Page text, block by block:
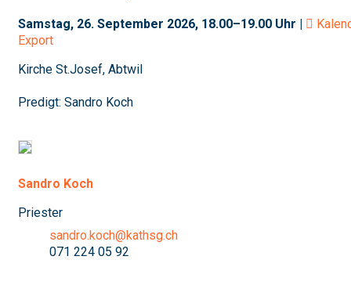
Samstag, 26. September 2026, 18.00–19.00 Uhr |
Export
Kirche St.Josef, Abtwil
Predigt: Sandro Koch
Sandro Koch
Priester
sandro.koch@kathsg.ch
071 224 05 92